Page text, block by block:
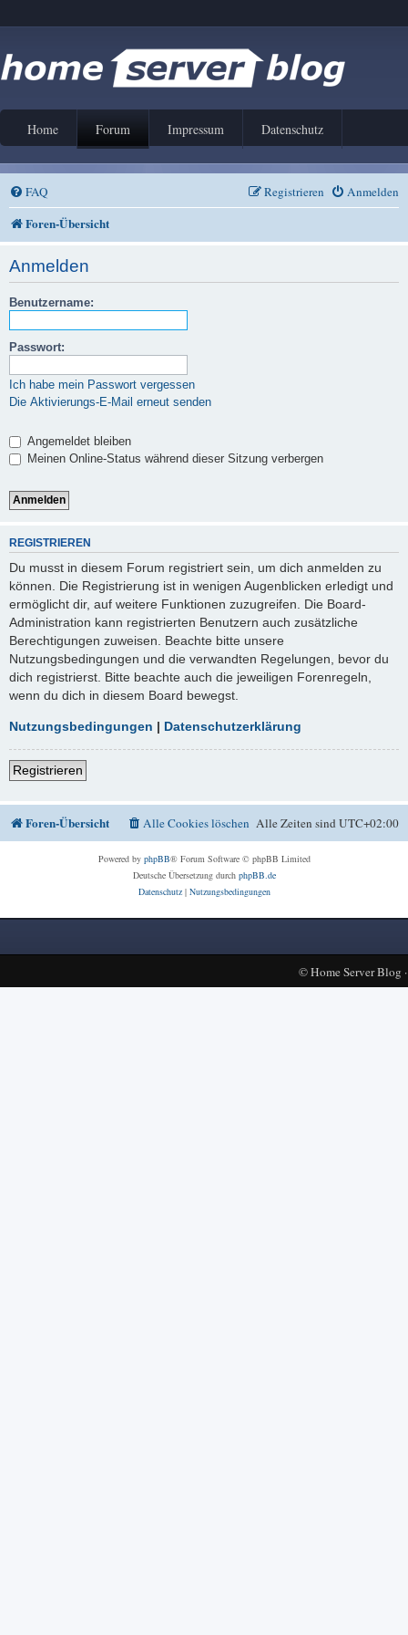
Home Forum Impressum Datenschutz
FAQ Anmelden
Registrieren
Foren-Übersicht
Anmelden
Benutzername:
Passwort:
Ich habe mein Passwort vergessen
Die Aktivierungs-E-Mail erneut senden
Angemeldet bleiben
Meinen Online-Status während dieser Sitzung verbergen
REGISTRIEREN
Du musst in diesem Forum registriert sein, um dich anmelden zu
können. Die Registrierung ist in wenigen Augenblicken erledigt und
ermöglicht dir, auf weitere Funktionen zuzugreifen. Die Board-
Administration kann registrierten Benutzern auch zusätzliche
Berechtigungen zuweisen. Beachte bitte unsere
Nutzungsbedingungen und die verwandten Regelungen, bevor du
dich registrierst. Bitte beachte auch die jeweiligen Forenregeln,
wenn du dich in diesem Board bewegst.
Nutzungsbedingungen | Datenschutzerklärung
Registrieren
Foren-Übersicht Alle Zeiten sindUTC+02:00
Alle Cookies löschen
Powered by phpBB® Forum Software © phpBB Limited
Deutsche Übersetzung durch phpBB.de
Datenschutz| Nutzungsbedingungen
©Home Server Blog